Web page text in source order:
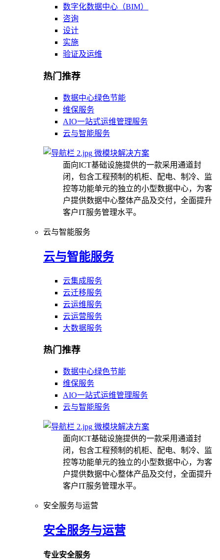
数字化数据中心（BIM）
咨询
设计
实施
验证及运维
热门推荐
数据中心绿色节能
维保服务
AIO一站式运维管理服务
云与智能服务
微模块解决方案
面向ICT基础设施提供的一款采用通道封
闭，包含工程预制的机柜、配电、制冷、监
控等功能单元的独立的小型数据中心，为客
户提供数据中心整体产品及交付，全面提升
客户IT服务管理水平。
云与智能服务
云与智能服务
云集成服务
云迁移服务
云运维服务
云运营服务
大数据服务
热门推荐
数据中心绿色节能
维保服务
AIO一站式运维管理服务
云与智能服务
微模块解决方案
面向ICT基础设施提供的一款采用通道封
闭，包含工程预制的机柜、配电、制冷、监
控等功能单元的独立的小型数据中心，为客
户提供数据中心整体产品及交付，全面提升
客户IT服务管理水平。
安全服务与运营
安全服务与运营
专业安全服务